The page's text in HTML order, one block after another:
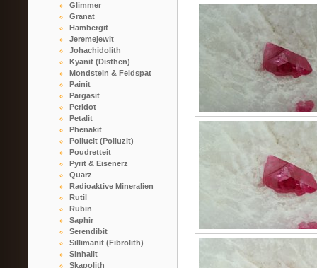
Glimmer
Granat
Hambergit
Jeremejewit
Johachidolith
Kyanit (Disthen)
Mondstein & Feldspat
Painit
Pargasit
Peridot
Petalit
Phenakit
Pollucit (Polluzit)
Poudretteit
Pyrit & Eisenerz
Quarz
Radioaktive Mineralien
Rutil
Rubin
Saphir
Serendibit
Sillimanit (Fibrolith)
Sinhalit
Skapolith